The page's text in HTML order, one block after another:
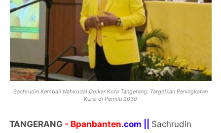
Sachrudin Kembali Nahkodai Golkar Kota Tangerang: Targetkan Peningkatan
Kursi di Pemilu 2030
TANGERANG - Bpanbanten.com || Sachrudin